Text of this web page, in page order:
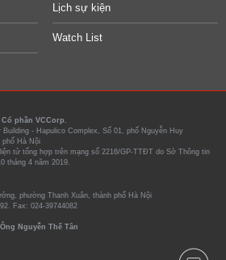
Lịch sự kiện
Watch List
phần VCCorp.
- Hapulico Complex, Số 01, phố Nguyễn Huy
phố Hà Nội
tử tổng hợp trên mạng số 2216/GP-TTĐT do Sở Thông tin
tháng 4 năm 2019.
phường Thanh Xuân, thành phố Hà Nội
Fax: 024-39744082
Ông Nguyễn Thế Tân